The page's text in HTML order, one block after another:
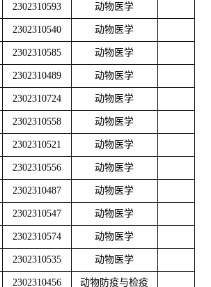
2302310593 动物医学
2302310540 动物医学
2302310585 动物医学
2302310489 动物医学
2302310724 动物医学
2302310558 动物医学
2302310521 动物医学
2302310556 动物医学
2302310487 动物医学
2302310547 动物医学
2302310574 动物医学
2302310535 动物医学
2302310456 动物防疫与检疫